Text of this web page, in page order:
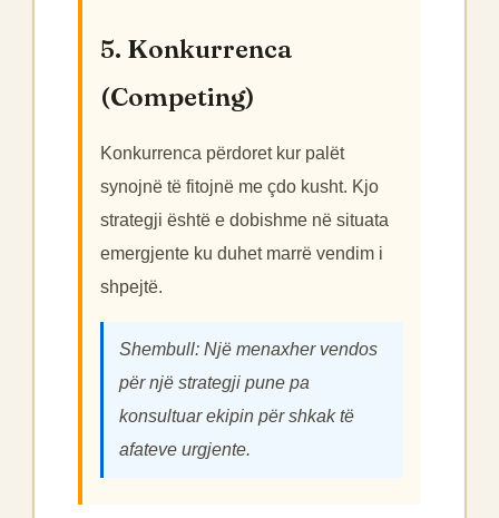
5. Konkurrenca
(Competing)
Konkurrenca përdoret kur palët
synojnë të fitojnë me çdo kusht. Kjo
strategji është e dobishme në situata
emergjente ku duhet marrë vendim i
shpejtë.
Shembull: Një menaxher vendos
për një strategji pune pa
konsultuar ekipin për shkak të
afateve urgjente.